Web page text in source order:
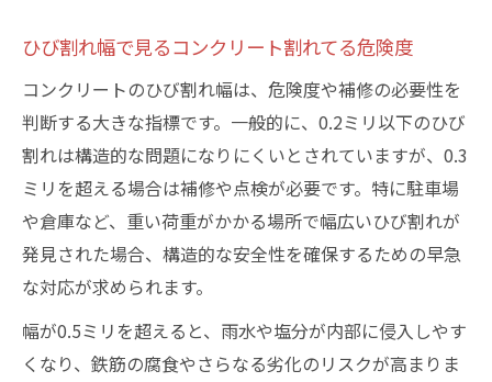
ひび割れ幅で見るコンクリート割れてる危険度
コンクリートのひび割れ幅は、危険度や補修の必要性を
判断する大きな指標です。一般的に、0.2ミリ以下のひび
割れは構造的な問題になりにくいとされていますが、0.3
ミリを超える場合は補修や点検が必要です。特に駐車場
や倉庫など、重い荷重がかかる場所で幅広いひび割れが
発見された場合、構造的な安全性を確保するための早急
な対応が求められます。
幅が0.5ミリを超えると、雨水や塩分が内部に侵入しやす
くなり、鉄筋の腐食やさらなる劣化のリスクが高まりま